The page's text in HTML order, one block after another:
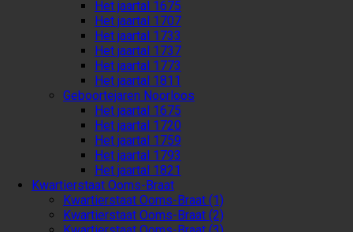
Het jaartal 1675
Het jaartal 1707
Het jaartal 1733
Het jaartal 1737
Het jaartal 1773
Het jaartal 1811
Geboortejaren Noorloos
Het jaartal 1675
Het jaartal 1720
Het jaartal 1759
Het jaartal 1793
Het jaartal 1821
Kwartierstaat Ooms-Braat
Kwartierstaat Ooms-Braat (1)
Kwartierstaat Ooms-Braat (2)